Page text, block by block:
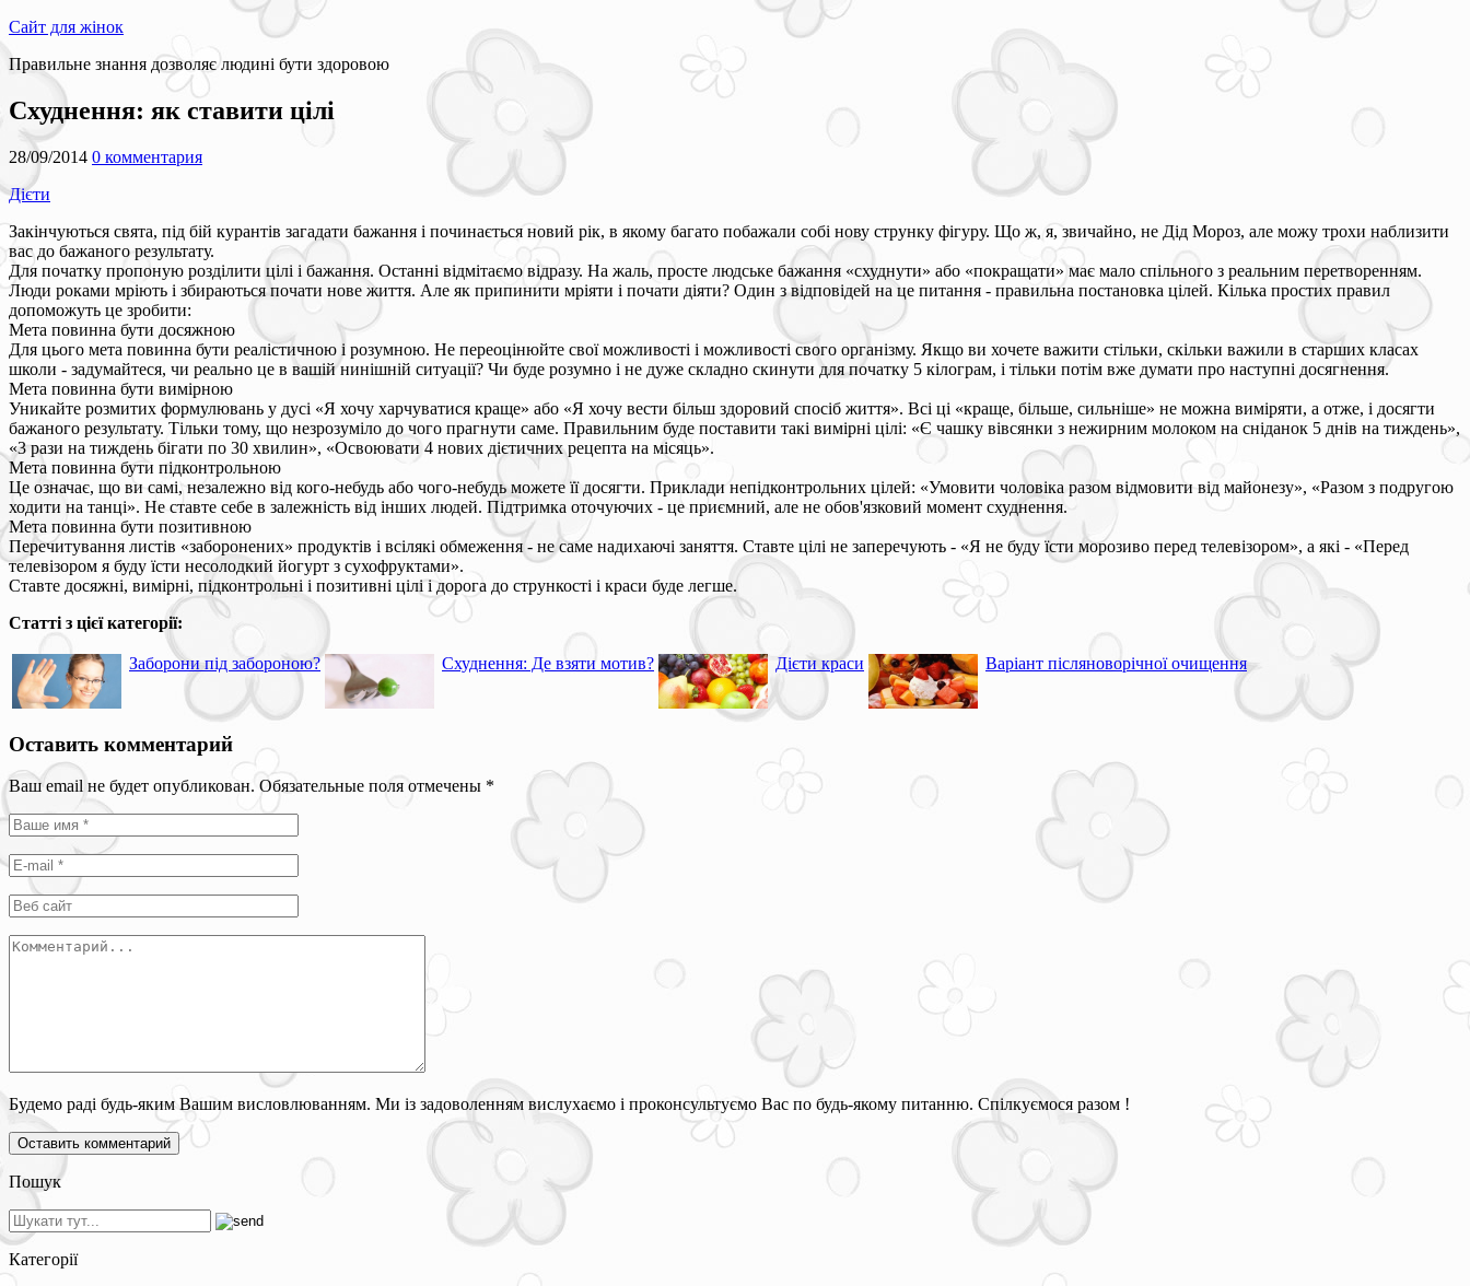
Сайт для жінок
Правильне знання дозволяє людині бути здоровою
Схуднення: як ставити цілі
28/09/2014 0 комментария
Дієти
Закінчуються свята, під бій курантів загадати бажання і починається новий рік, в якому багато побажали собі нову струнку фігуру. Що ж, я, звичайно, не Дід Мороз, але можу трохи наблизити
вас до бажаного результату.
Для початку пропоную розділити цілі і бажання. Останні відмітаємо відразу. На жаль, просте людське бажання «схуднути» або «покращати» має мало спільного з реальним перетворенням.
Люди роками мріють і збираються почати нове життя. Але як припинити мріяти і почати діяти? Один з відповідей на це питання - правильна постановка цілей. Кілька простих правил
допоможуть це зробити:
Мета повинна бути досяжною
Для цього мета повинна бути реалістичною і розумною. Не переоцінюйте свої можливості і можливості свого організму. Якщо ви хочете важити стільки, скільки важили в старших класах
школи - задумайтеся, чи реально це в вашій нинішній ситуації? Чи буде розумно і не дуже складно скинути для початку 5 кілограм, і тільки потім вже думати про наступні досягнення.
Мета повинна бути вимірною
Уникайте розмитих формулювань у дусі «Я хочу харчуватися краще» або «Я хочу вести більш здоровий спосіб життя». Всі ці «краще, більше, сильніше» не можна виміряти, а отже, і досягти
бажаного результату. Тільки тому, що незрозуміло до чого прагнути саме. Правильним буде поставити такі вимірні цілі: «Є чашку вівсянки з нежирним молоком на сніданок 5 днів на тиждень»,
«3 рази на тиждень бігати по 30 хвилин», «Освоювати 4 нових дієтичних рецепта на місяць».
Мета повинна бути підконтрольною
Це означає, що ви самі, незалежно від кого-небудь або чого-небудь можете її досягти. Приклади непідконтрольних цілей: «Умовити чоловіка разом відмовити від майонезу», «Разом з подругою
ходити на танці». Не ставте себе в залежність від інших людей. Підтримка оточуючих - це приємний, але не обов'язковий момент схуднення.
Мета повинна бути позитивною
Перечитування листів «заборонених» продуктів і всілякі обмеження - не саме надихаючі заняття. Ставте цілі не заперечують - «Я не буду їсти морозиво перед телевізором», а які - «Перед
телевізором я буду їсти несолодкий йогурт з сухофруктами».
Ставте досяжні, вимірні, підконтрольні і позитивні цілі і дорога до стрункості і краси буде легше.
Статті з цієї категорії:
Заборони під забороною? Схуднення: Де взяти мотив? Дієти краси Варіант післяноворічної очищення
Оставить комментарий
Ваш email не будет опубликован. Обязательные поля отмечены *
Будемо раді будь-яким Вашим висловлюванням. Ми із задоволенням вислухаємо і проконсультуємо Вас по будь-якому питанню. Спілкуємося разом !
Пошук
Категорії